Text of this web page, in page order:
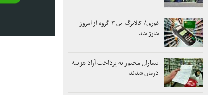
فوری/ کالابرگ این ۳ گروه از امروز
شارژ شد
بیماران مجبور به پرداخت آزاد هزینه
درمان شدند